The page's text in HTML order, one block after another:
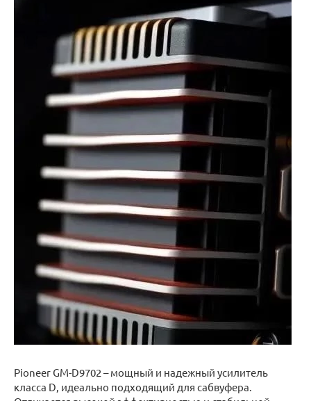
Pioneer GM-D9702 – мощный и надежный усилитель
класса D, идеально подходящий для сабвуфера.